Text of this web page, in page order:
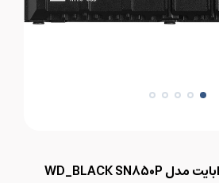
حافظه SSD هشت ترابایت مدل WD_BLACK SN850P